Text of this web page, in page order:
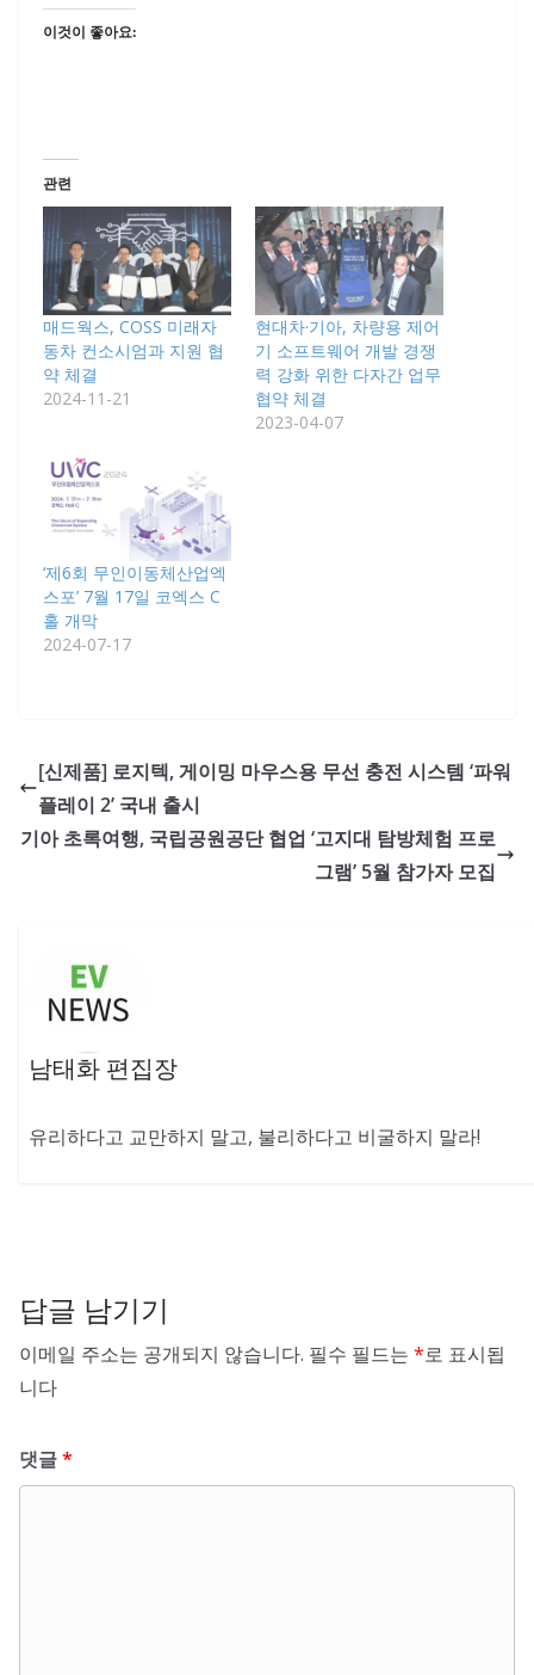
이것이 좋아요:
관련
매드웍스, COSS 미래자
동차 컨소시엄과 지원 협
약 체결
2024-11-21
현대차·기아, 차량용 제어
기 소프트웨어 개발 경쟁
력 강화 위한 다자간 업무
협약 체결
2023-04-07
‘제6회 무인이동체산업엑
스포’ 7월 17일 코엑스 C
홀 개막
2024-07-17
[신제품] 로지텍, 게이밍 마우스용 무선 충전 시스템 ‘파워
플레이 2’ 국내 출시
기아 초록여행, 국립공원공단 협업 ‘고지대 탐방체험 프로
그램’ 5월 참가자 모집
남태화 편집장
유리하다고 교만하지 말고, 불리하다고 비굴하지 말라!
답글 남기기
이메일 주소는 공개되지 않습니다. 필수 필드는 *로 표시됩
니다
댓글*